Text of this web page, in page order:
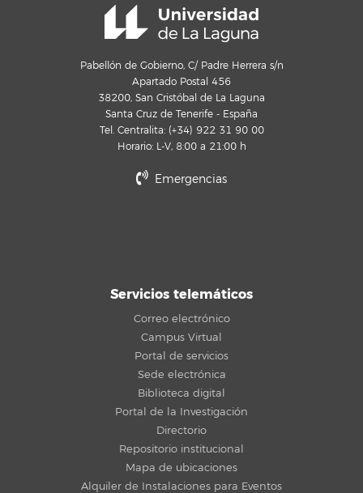
Pabellón de Gobierno, C/ Padre Herrera s/n
Apartado Postal 456
38200, San Cristóbal de La Laguna
Santa Cruz de Tenerife - España
Tel. Centralita: (+34) 922 31 90 00
Horario: L-V, 8:00 a 21:00 h
Emergencias
Servicios telemáticos
Correo electrónico
Campus Virtual
Portal de servicios
Sede electrónica
Biblioteca digital
Portal de la Investigación
Directorio
Repositorio institucional
Mapa de ubicaciones
Alquiler de Instalaciones para Eventos